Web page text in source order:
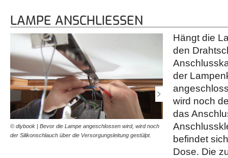
LAMPE ANSCHLIESSEN
© diybook | Bevor die Lampe angeschlossen wird, wird noch
der Silikonschlauch über die Versorgungsleitung gestülpt.
© diybook | Das
Modell in einer kleinen
Hängt die
den
der
wird noch
das
befindet
Dose. Die